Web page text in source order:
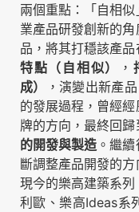
兩個重點：「自相
業產品研發創新的
品，將其打穩該產
特點（自相似）
，
成）
，演變出新產
的發展過程，曾經
牌的方向，最終回歸
的開發與製造 。繼
斷調整產品開發的
現今的樂高建築系
利歐、樂高Ideas系